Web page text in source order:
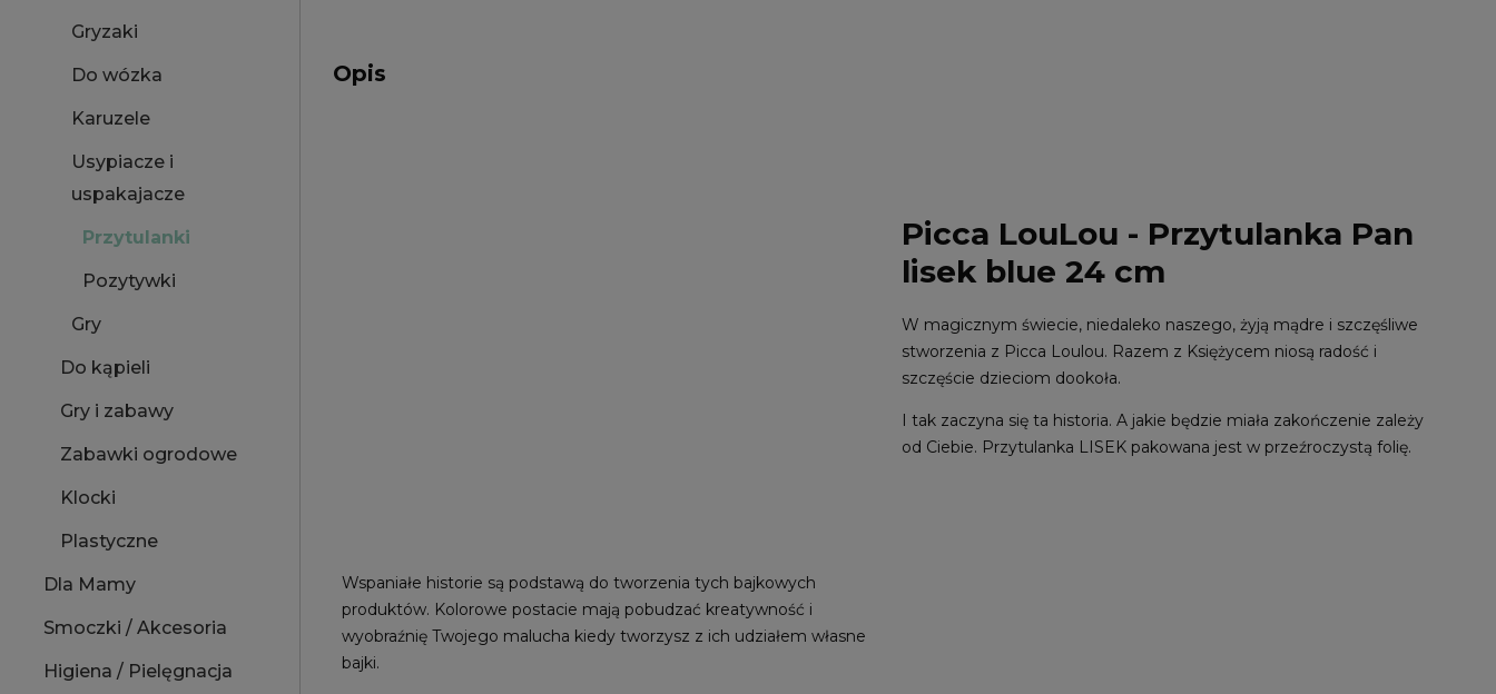
Gryzaki
Do wózka
Karuzele
Usypiacze i
uspakajacze
Przytulanki
Pozytywki
Gry
Do kąpieli
Gry i zabawy
Zabawki ogrodowe
Klocki
Plastyczne
Dla Mamy
Smoczki / Akcesoria
Higiena / Pielęgnacja
Opis
Picca LouLou - Przytulanka Pan
lisek blue 24 cm
W magicznym świecie, niedaleko naszego, żyją mądre i szczęśliwe
stworzenia z Picca Loulou. Razem z Księżycem niosą radość i
szczęście dzieciom dookoła.
I tak zaczyna się ta historia. A jakie będzie miała zakończenie zależy
od Ciebie. Przytulanka LISEK pakowana jest w przeźroczystą folię.
Wspaniałe historie są podstawą do tworzenia tych bajkowych
produktów. Kolorowe postacie mają pobudzać kreatywność i
wyobraźnię Twojego malucha kiedy tworzysz z ich udziałem własne
bajki.